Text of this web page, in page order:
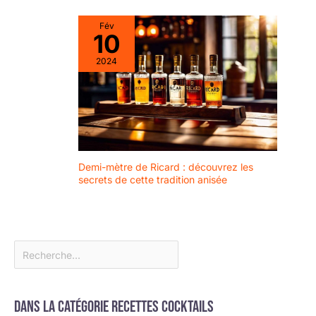
EXCELLENT
CADEAU POUR LES
ARTISANS - Vous
cherchez un
cadeau attentionné
et fonctionnel pour
un proche ou un
ami ? Offrez-leur
l'un de ces
ensembles de
dessous de verre
leicht mit einem
feuchten Tuch
abwischen. Sie sind
wasserabweisend
and
schnelltrocknend –
idéal pour les petits
objets. zu
beschädigen. Mit
dem Kork
Glasuntersetzer
saven Sie Zeit und
Kork Untersetzer
utilisé, sans votre
fonction à utiliser.
Fév
10
2024
Demi-mètre de Ricard : découvrez les
secrets de cette tradition anisée
Dans la catégorie Recettes cocktails